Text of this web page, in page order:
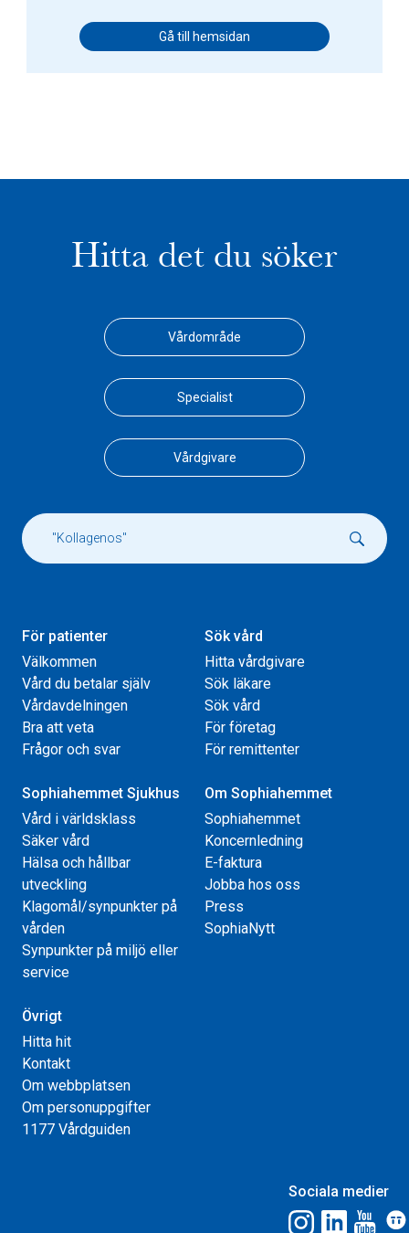
Gå till hemsidan
Hitta det du söker
Vårdområde
Specialist
Vårdgivare
För patienter
Välkommen
Vård du betalar själv
Vårdavdelningen
Bra att veta
Frågor och svar
Sök vård
Hitta vårdgivare
Sök läkare
Sök vård
För företag
För remittenter
Sophiahemmet Sjukhus
Vård i världsklass
Säker vård
Hälsa och hållbar
utveckling
Klagomål/synpunkter på
vården
Synpunkter på miljö eller
service
Om Sophiahemmet
Sophiahemmet
Koncernledning
E-faktura
Jobba hos oss
Press
SophiaNytt
Övrigt
Hitta hit
Kontakt
Om webbplatsen
Om personuppgifter
1177 Vårdguiden
Sociala medier